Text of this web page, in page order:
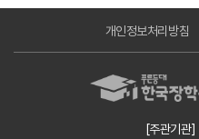
개인정보처리방침
[주관기관